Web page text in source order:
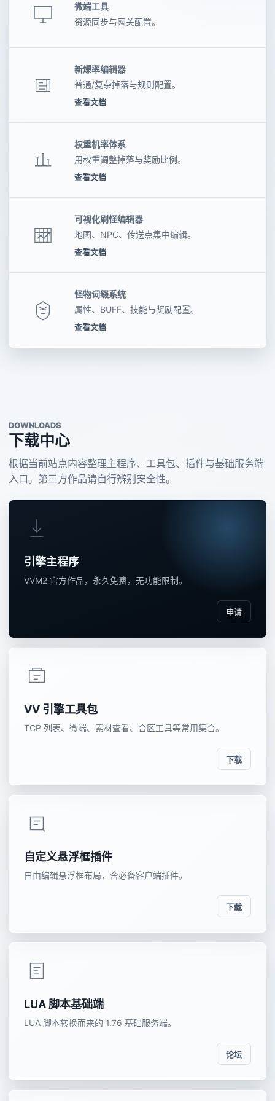
微端工具
资源同步与网关配置。
新爆率编辑器
普通/复杂掉落与规则配置。
查看文档
权重机率体系
用权重调整掉落与奖励比例。
查看文档
可视化刷怪编辑器
地图、NPC、传送点集中编辑。
查看文档
怪物词缀系统
属性、BUFF、技能与奖励配置。
查看文档
DOWNLOADS
下载中心
根据当前站点内容整理主程序、工具包、插件与基础服务端
入口。第三方作品请自行辨别安全性。
引擎主程序
VVM2 官方作品，永久免费，无功能限制。
申请
VV 引擎工具包
TCP 列表、微端、素材查看、合区工具等常用集合。
下载
自定义悬浮框插件
自由编辑悬浮框布局，含必备客户端插件。
下载
LUA 脚本基础端
LUA 脚本转换而来的 1.76 基础服务端。
论坛